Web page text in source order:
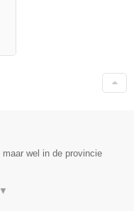
wel in de provincie
▼